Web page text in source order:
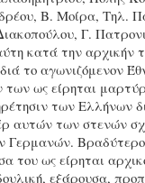
Β. Μοίρα, Τηλ.
Γ.
κατά την αρχικήν
το αγωνιζόμενον
ως είρηται
των Ελλήνων
αυτών των στενών
Γερμανών.
του ως είρηται
εξάρουσα,